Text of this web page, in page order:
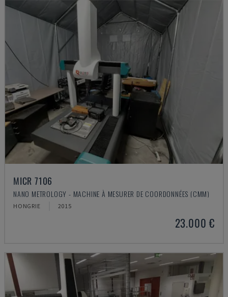
MICR 7106
NANO METROLOGY - MACHINE À MESURER DE COORDONNÉES (CMM)
HONGRIE 2015
23.000 €